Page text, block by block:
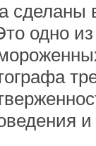
сделаны
одно